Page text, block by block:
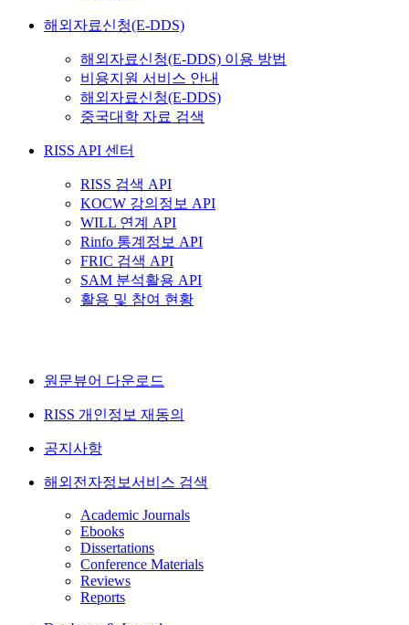
해외자료신청(E-DDS)
해외자료신청(E-DDS) 이용 방법
비용지원 서비스 안내
해외자료신청(E-DDS)
중국대학 자료 검색
RISS API 센터
RISS 검색 API
KOCW 강의정보 API
WILL 연계 API
Rinfo 통계정보 API
FRIC 검색 API
SAM 분석활용 API
활용 및 참여 현황
원문뷰어 다운로드
RISS 개인정보 재동의
공지사항
해외전자정보서비스 검색
Academic Journals
Ebooks
Dissertations
Conference Materials
Reviews
Reports